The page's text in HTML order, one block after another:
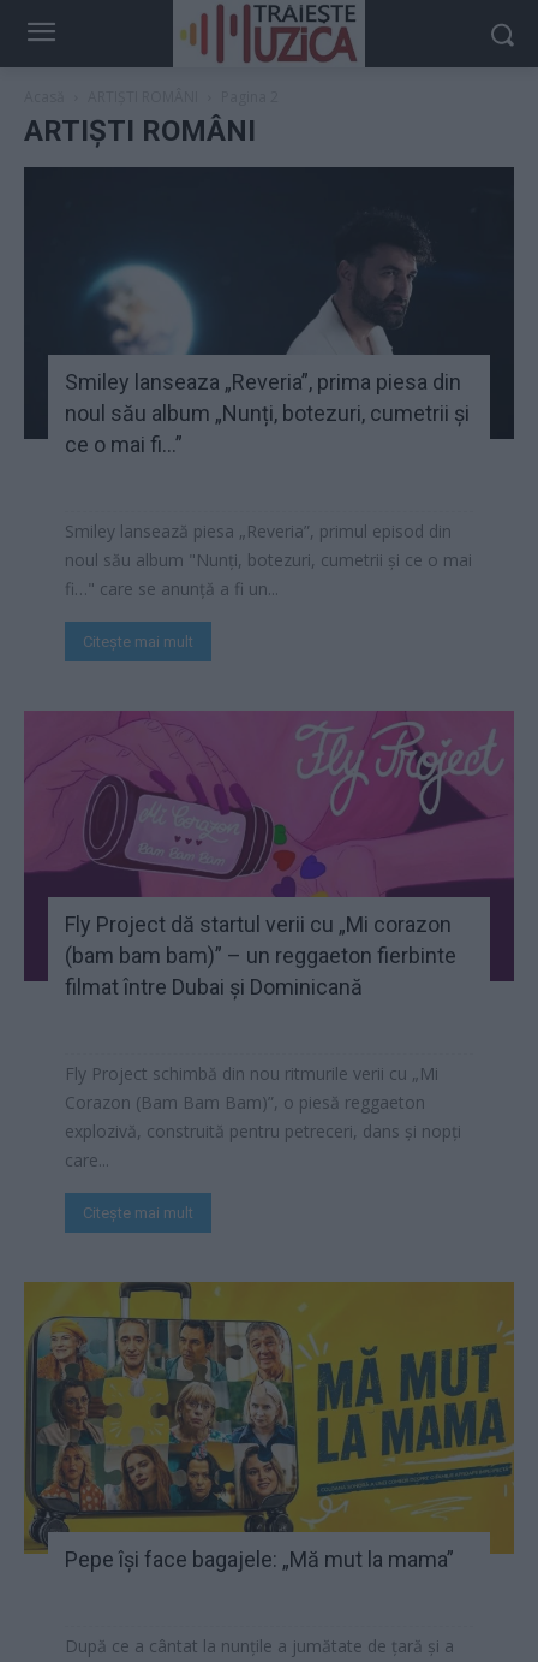
ARTIȘTI ROMÂNI
Smiley lanseaza „Reveria”, prima piesa din
noul său album „Nunți, botezuri, cumetrii și
ce o mai fi…”
Smiley lansează piesa „Reveria”, primul episod din
noul său album "Nunți, botezuri, cumetrii și ce o mai
fi…" care se anunță a fi un...
Citește mai mult
Fly Project dă startul verii cu „Mi corazon
(bam bam bam)” – un reggaeton fierbinte
filmat între Dubai și Dominicană
Fly Project schimbă din nou ritmurile verii cu „Mi
Corazon (Bam Bam Bam)”, o piesă reggaeton
explozivă, construită pentru petreceri, dans și nopți
care...
Citește mai mult
Pepe îşi face bagajele: „Mă mut la mama”
După ce a cântat la nunțile a jumătate de țară şi a